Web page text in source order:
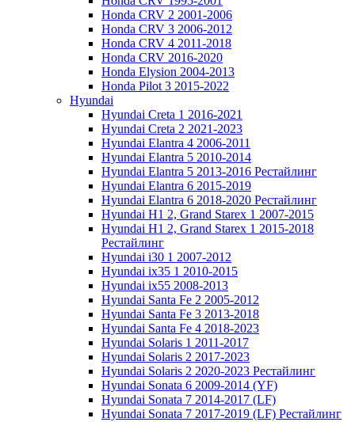
Honda CRV 2 2001-2006
Honda CRV 3 2006-2012
Honda CRV 4 2011-2018
Honda CRV 2016-2020
Honda Elysion 2004-2013
Honda Pilot 3 2015-2022
Hyundai
Hyundai Creta 1 2016-2021
Hyundai Creta 2 2021-2023
Hyundai Elantra 4 2006-2011
Hyundai Elantra 5 2010-2014
Hyundai Elantra 5 2013-2016 Рестайлинг
Hyundai Elantra 6 2015-2019
Hyundai Elantra 6 2018-2020 Рестайлинг
Hyundai H1 2, Grand Starex 1 2007-2015
Hyundai H1 2, Grand Starex 1 2015-2018
Рестайлинг
Hyundai i30 1 2007-2012
Hyundai ix35 1 2010-2015
Hyundai ix55 2008-2013
Hyundai Santa Fe 2 2005-2012
Hyundai Santa Fe 3 2013-2018
Hyundai Santa Fe 4 2018-2023
Hyundai Solaris 1 2011-2017
Hyundai Solaris 2 2017-2023
Hyundai Solaris 2 2020-2023 Рестайлинг
Hyundai Sonata 6 2009-2014 (YF)
Hyundai Sonata 7 2014-2017 (LF)
Hyundai Sonata 7 2017-2019 (LF) Рестайлинг